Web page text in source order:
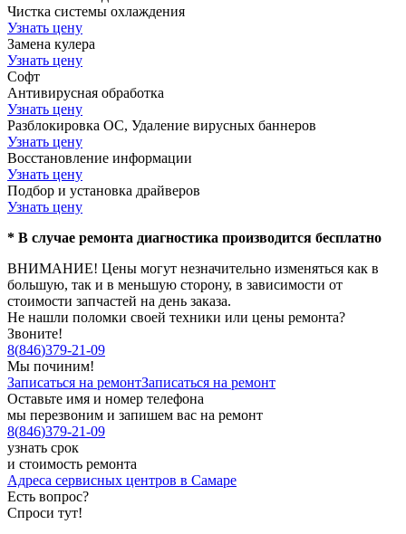
Чистка системы охлаждения
Узнать цену
Замена кулера
Узнать цену
Софт
Антивирусная обработка
Узнать цену
Разблокировка ОС, Удаление вирусных баннеров
Узнать цену
Восстановление информации
Узнать цену
Подбор и установка драйверов
Узнать цену
* В случае ремонта диагностика производится бесплатно
ВНИМАНИЕ! Цены могут незначительно изменяться как в
большую, так и в меньшую сторону, в зависимости от
стоимости запчастей на день заказа.
Не нашли поломки своей техники или цены ремонта?
Звоните!
8(846)379-21-09
Мы починим!
Записаться на ремонтЗаписаться на ремонт
Оставьте имя и номер телефона
мы перезвоним и запишем вас на ремонт
8(846)379-21-09
узнать срок
и стоимость ремонта
Адреса сервисных центров в Самаре
Есть вопрос?
Спроси тут!